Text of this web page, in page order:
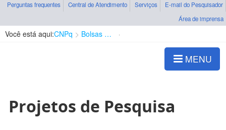
Perguntas frequentes Central de Atendimento Serviços
E-mail do Pesquisador
Área de imprensa
Você está aqui:CNPq Bolsas e Auxílios Vigentes
MENU
Projetos de Pesquisa